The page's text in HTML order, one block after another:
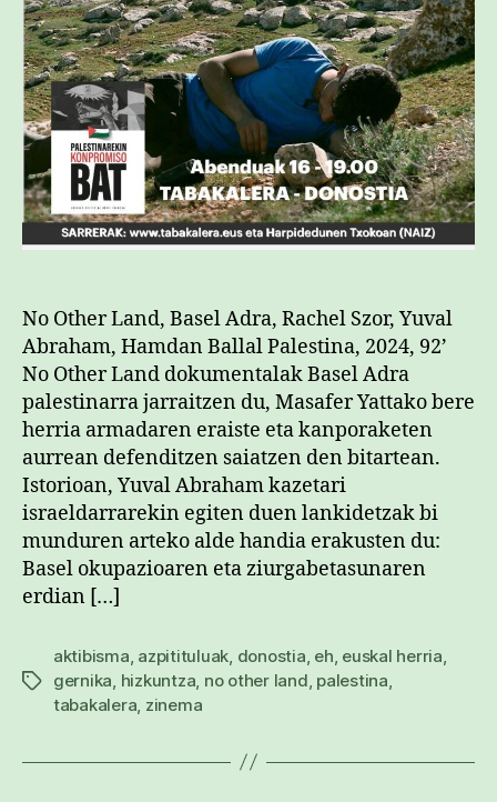
No Other Land, Basel Adra, Rachel Szor, Yuval
Abraham, Hamdan Ballal Palestina, 2024, 92’
No Other Land dokumentalak Basel Adra
palestinarra jarraitzen du, Masafer Yattako bere
herria armadaren eraiste eta kanporaketen
aurrean defenditzen saiatzen den bitartean.
Istorioan, Yuval Abraham kazetari
israeldarrarekin egiten duen lankidetzak bi
munduren arteko alde handia erakusten du:
Basel okupazioaren eta ziurgabetasunaren
erdian […]
Etiketak
aktibisma azpitituluak donostia eh euskal herria
gernika hizkuntza no other land palestina
tabakalera zinema